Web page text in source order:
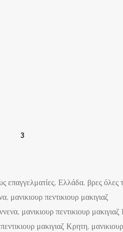
3
επαγγελματίες, Ελλάδα, βρες όλες
μανικιουρ πεντικιουρ μακιγιαζ
μανικιουρ πεντικιουρ
μακιγιαζ Κρητη, μανικιουρ